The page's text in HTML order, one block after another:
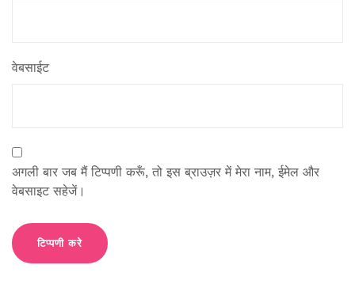
वेबसाईट
अगली बार जब मैं टिप्पणी करूँ, तो इस ब्राउज़र में मेरा नाम, ईमेल और
वेबसाइट सहेजें।